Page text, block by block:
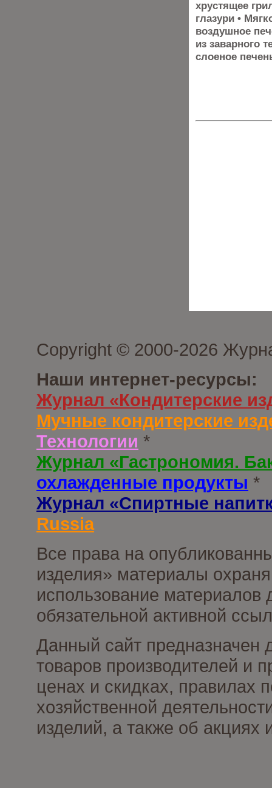
хрустящее
глазури •
воздушное
из заварного
слоеное
Copyright © 2000-2026
Наши интернет-ресурсы:
Журнал «Кондитерские
Мучные кондитерские
Технологии *
Журнал «Гастрономия.
охлажденные продукты *
Журнал «Спиртные
Russia
Все права на
изделия» материалы
использование материалов
обязательной активной
Данный сайт предназначен
товаров производителей и
ценах и скидках, правилах
хозяйственной
изделий, а также об